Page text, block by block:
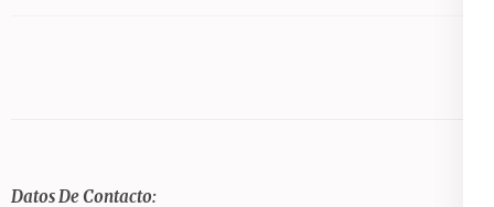
Datos De Contacto: